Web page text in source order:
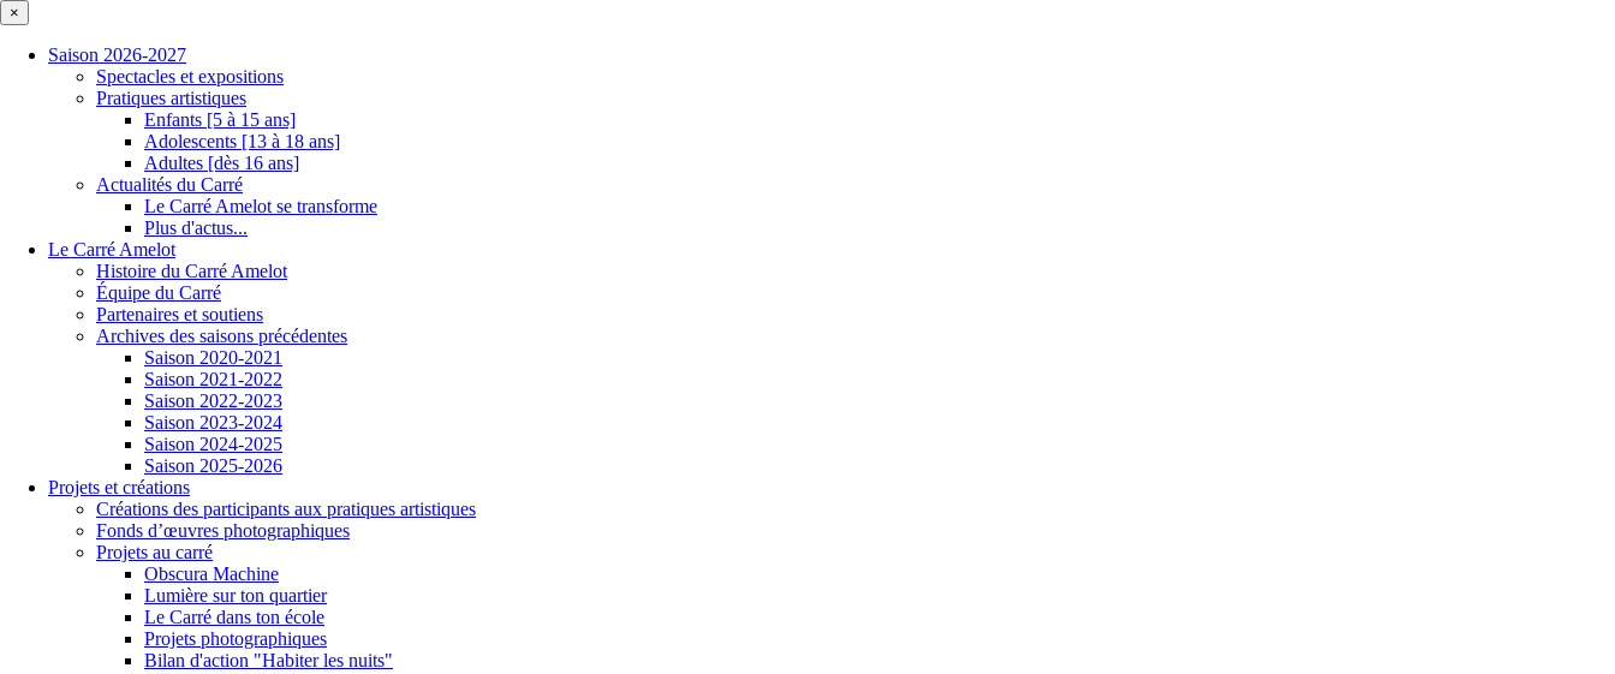
×
Saison 2026-2027
Spectacles et expositions
Pratiques artistiques
Enfants [5 à 15 ans]
Adolescents [13 à 18 ans]
Adultes [dès 16 ans]
Actualités du Carré
Le Carré Amelot se transforme
Plus d'actus...
Le Carré Amelot
Histoire du Carré Amelot
Équipe du Carré
Partenaires et soutiens
Archives des saisons précédentes
Saison 2020-2021
Saison 2021-2022
Saison 2022-2023
Saison 2023-2024
Saison 2024-2025
Saison 2025-2026
Projets et créations
Créations des participants aux pratiques artistiques
Fonds d’œuvres photographiques
Projets au carré
Obscura Machine
Lumière sur ton quartier
Le Carré dans ton école
Projets photographiques
Bilan d'action "Habiter les nuits"